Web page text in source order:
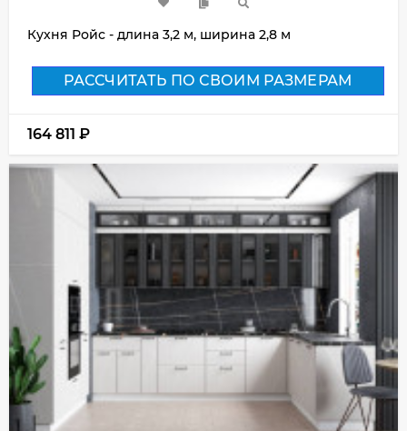
Кухня Ройс - длина 3,2 м, ширина 2,8 м
РАССЧИТАТЬ ПО СВОИМ РАЗМЕРАМ
164 811 ₽